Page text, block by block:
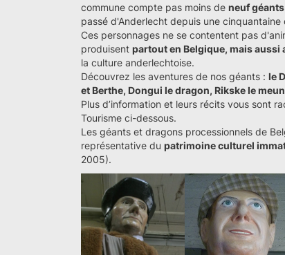
commune compte pas moins de neuf géants
passé d'Anderlecht depuis une cinquantaine
Ces personnages ne se contentent pas
produisent partout en Belgique, mais aussi
la culture anderlechtoise.
Découvrez les aventures de nos géants : le
et Berthe, Dongui le dragon, Rikske le
Plus d’information et leurs récits vous sont
Tourisme ci-dessous.
Les géants et dragons processionnels de
représentative du patrimoine culturel
2005).